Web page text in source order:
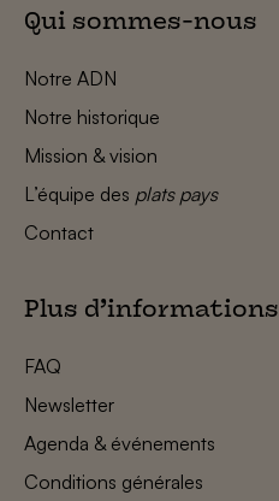
Qui sommes-nous
Notre ADN
Notre historique
Mission & vision
L’équipe des plats pays
Contact
Plus d’informations
FAQ
Newsletter
Agenda & événements
Conditions générales